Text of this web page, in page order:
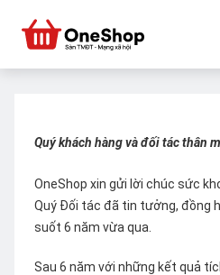
Quý khách hàng và đối tác thân
OneShop xin gửi lời chúc sức
Quý Đối tác đã tin tưởng, đồng
suốt 6 năm vừa qua.
Sau 6 năm với những kết quả